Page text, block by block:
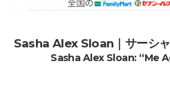
Sasha Alex Sloan｜サーシ
Sasha Alex Sloan: “Me